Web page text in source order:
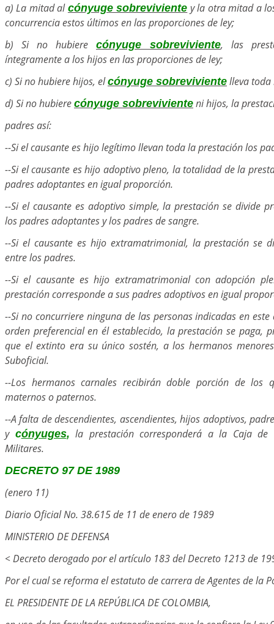
a) La mitad al cónyuge sobreviviente y la otra mitad a
concurrencia estos últimos en las proporciones de ley;
b) Si no hubiere cónyuge sobreviviente, las
íntegramente a los hijos en las proporciones de ley;
c) Si no hubiere hijos, elcónyuge sobreviviente lleva toda
d) Si no hubiere cónyuge sobreviviente ni hijos, la
padres así:
--Si el causante es hijo legítimo llevan toda la prestación los
--Si el causante es hijo adoptivo pleno, la totalidad de la
padres adoptantes en igual proporción.
--Si el causante es adoptivo simple, la prestación se divide
los padres adoptantes y los padres de sangre.
--Si el causante es hijo extramatrimonial, la prestación se
entre los padres.
--Si el causante es hijo extramatrimonial con adopción
prestación corresponde a sus padres adoptivos en igual
--Si no concurriere ninguna de las personas indicadas en
orden preferencial en él establecido, la prestación se paga,
que el extinto era su único sostén, a los hermanos
Suboficial.
--Los hermanos carnales recibirán doble porción de los
maternos o paternos.
--A falta de descendientes, ascendientes, hijos adoptivos,
y cónyuges, la prestación corresponderá a la Caja de
Militares.
DECRETO 97 DE 1989
(enero 11)
Diario Oficial No. 38.615 de 11 de enero de 1989
MINISTERIO DE DEFENSA
< Decreto derogado por el artículo 183 del Decreto 1213 de
Por el cual se reforma el estatuto de carrera de Agentes de la
EL PRESIDENTE DE LA REPÚBLICA DE COLOMBIA,